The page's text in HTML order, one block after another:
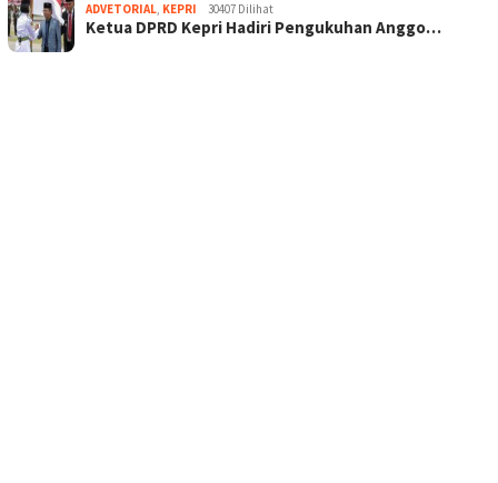
ADVETORIAL, KEPRI 30407 Dilihat
Ketua DPRD Kepri Hadiri Pengukuhan Anggo…